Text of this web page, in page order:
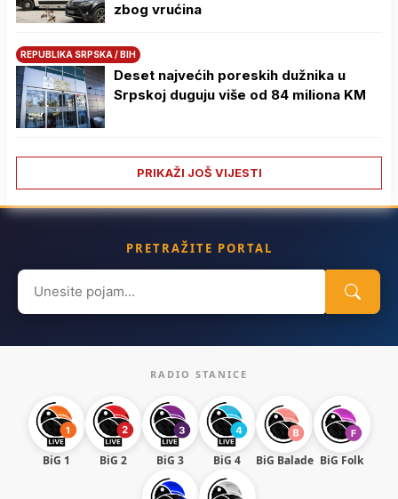
zbog vrućina
REPUBLIKA SRPSKA / BIH
Deset najvećih poreskih dužnika u
Srpskoj duguju više od 84 miliona KM
PRIKAŽI JOŠ VIJESTI
PRETRAŽITE PORTAL
Search
for:
RADIO STANICE
BiG 1 BiG 2 BiG 3 BiG 4 BiG Balade BiG Folk